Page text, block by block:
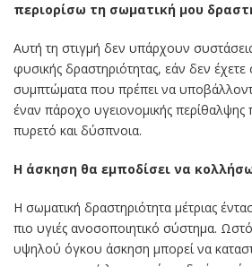
περιορίσω τη σωματική μου
Αυτή τη στιγμή δεν υπάρχουν
φυσικής δραστηριότητας, εάν δεν
συμπτώματα που πρέπει να
έναν πάροχο υγειονομικής
πυρετό και δύσπνοια.
Η άσκηση θα εμποδίσει να
Η σωματική δραστηριότητα μέτριας
πιο υγιές ανοσοποιητικό σύστημα.
υψηλού όγκου άσκηση μπορεί να